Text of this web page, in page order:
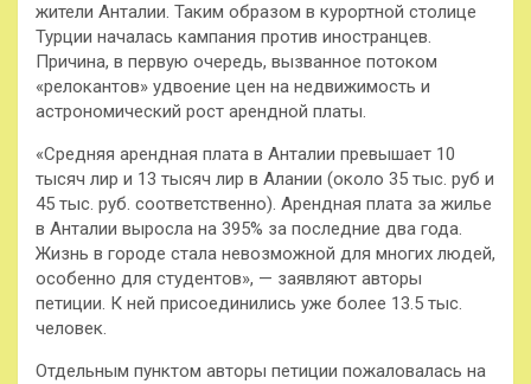
жители Анталии. Таким образом в курортной столице
Турции началась кампания против иностранцев.
Причина, в первую очередь, вызванное потоком
«релокантов» удвоение цен на недвижимость и
астрономический рост арендной платы.
«Средняя арендная плата в Анталии превышает 10
тысяч лир и 13 тысяч лир в Алании (около 35 тыс. руб и
45 тыс. руб. соответственно). Арендная плата за жилье
в Анталии выросла на 395% за последние два года.
Жизнь в городе стала невозможной для многих людей,
особенно для студентов», — заявляют авторы
петиции. К ней присоединились уже более 13.5 тыс.
человек.
Отдельным пунктом авторы петиции пожаловалась на